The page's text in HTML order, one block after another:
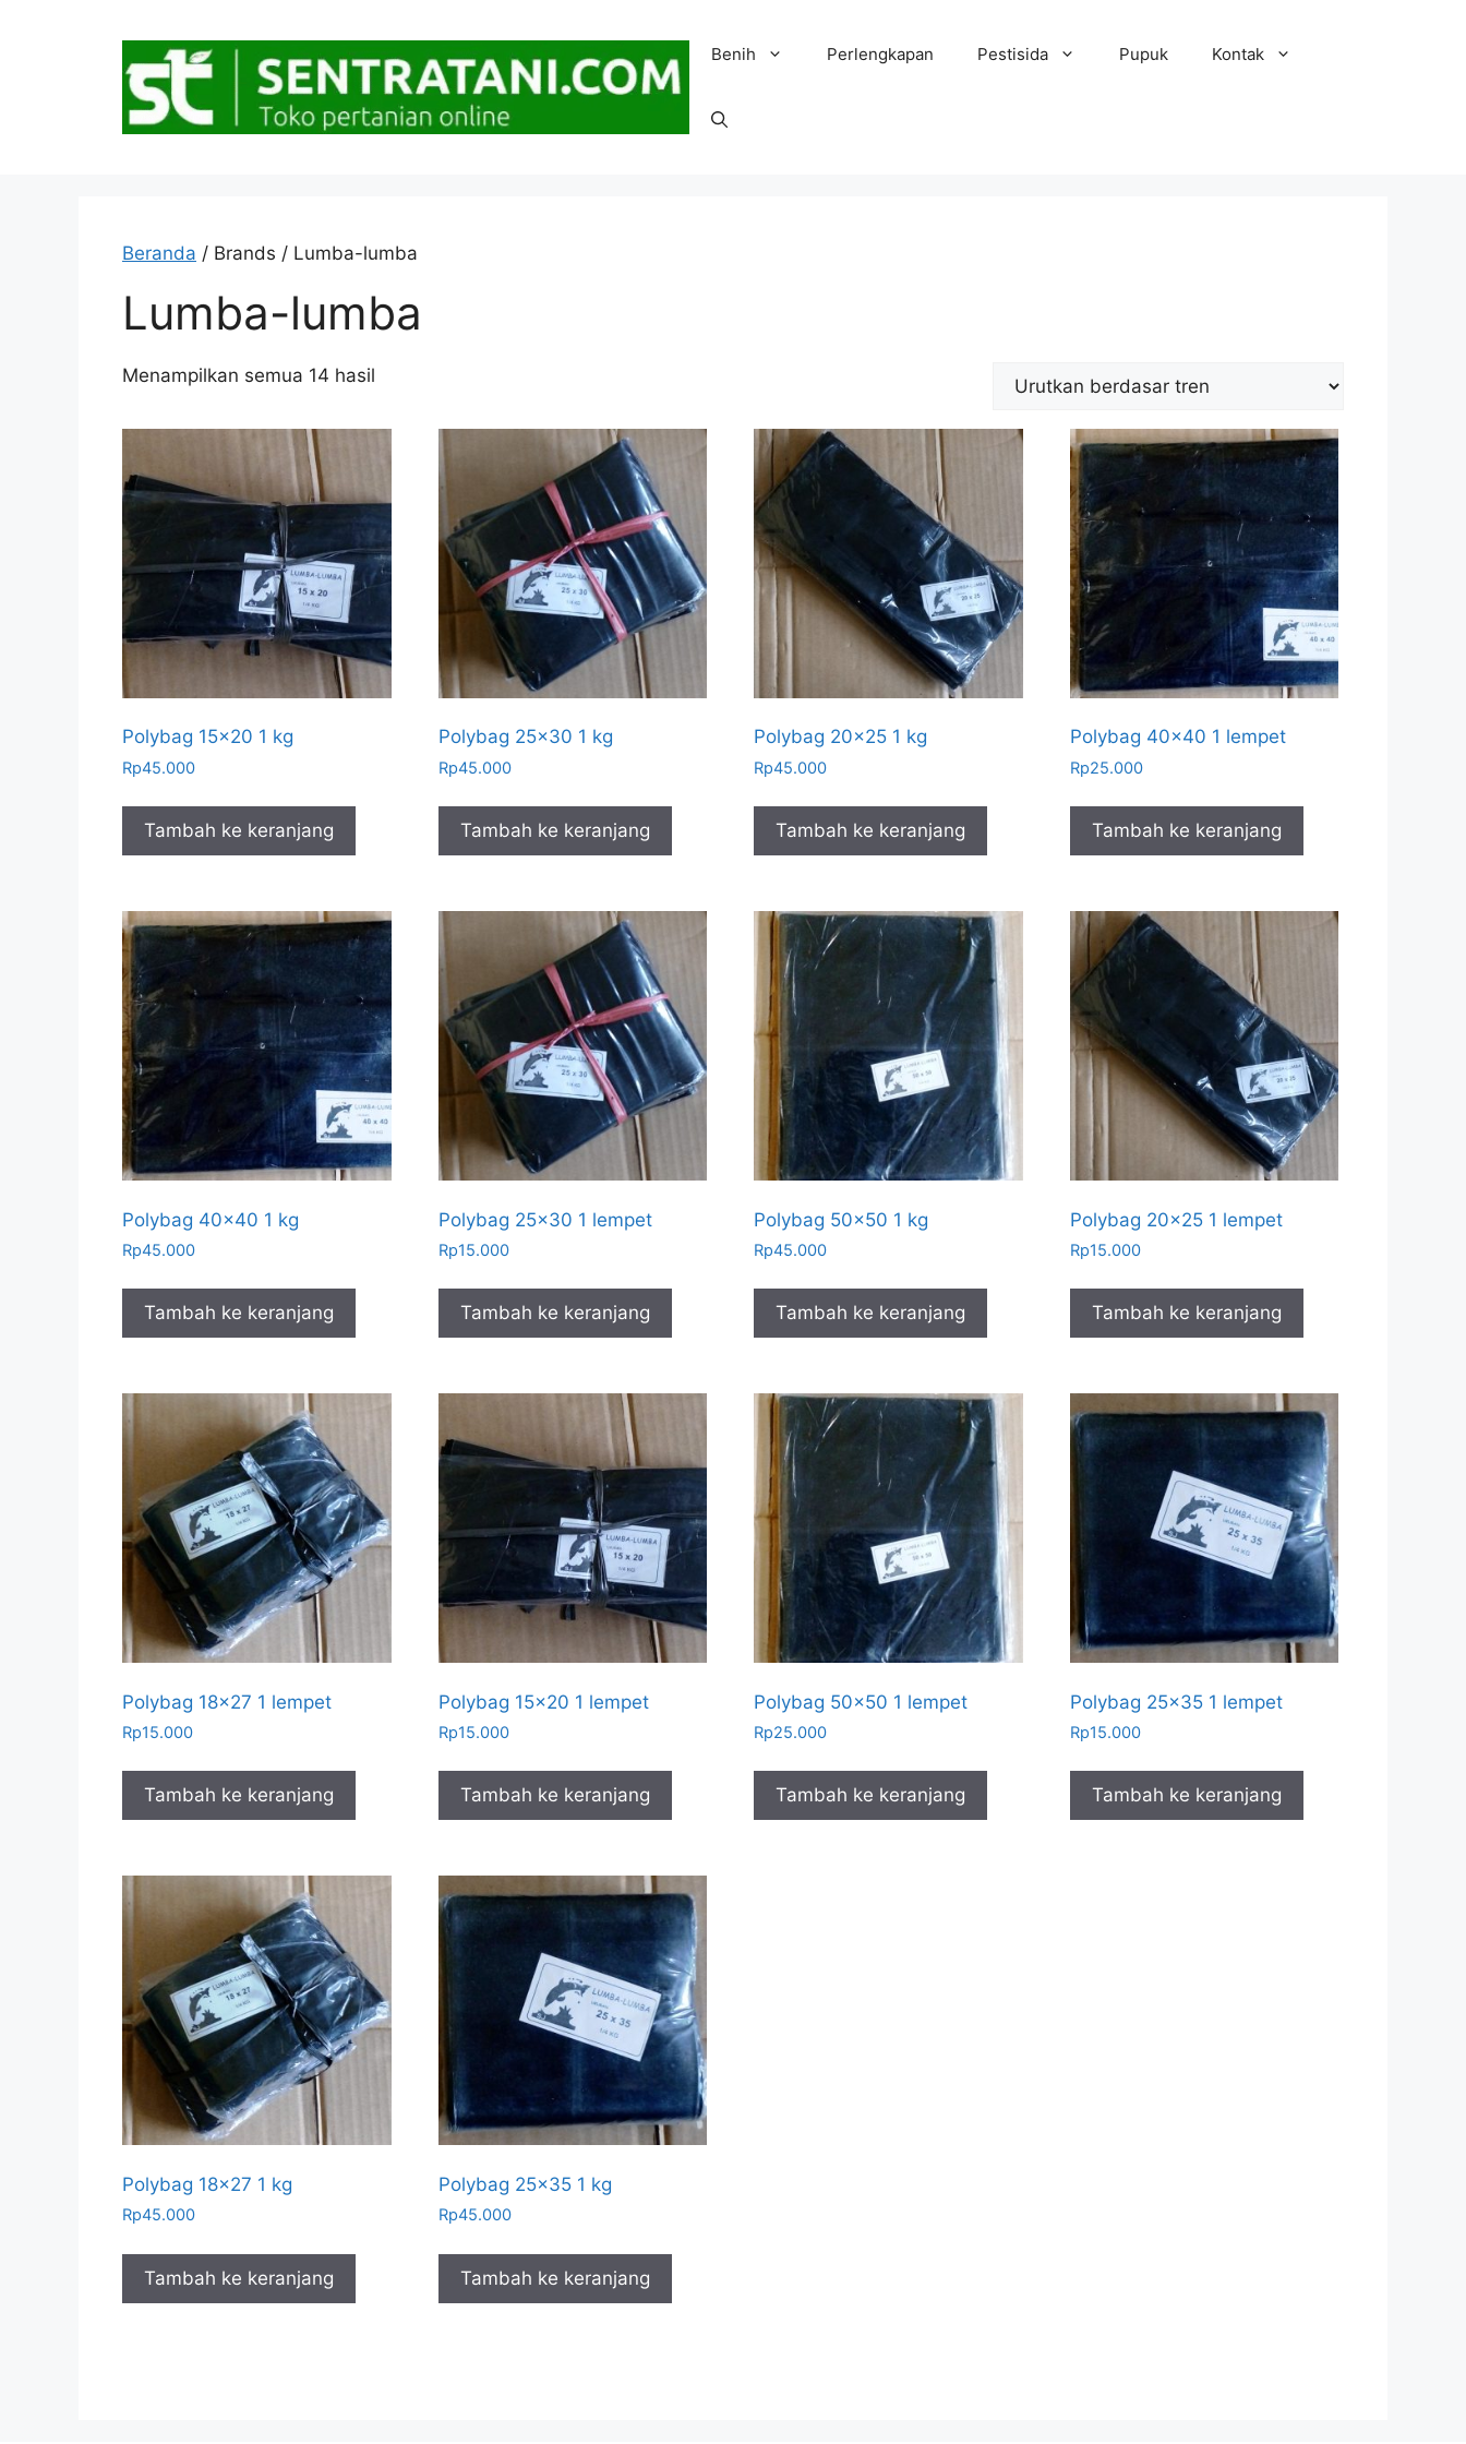
Benih Perlengkapan Pestisida Pupuk Kontak
Beranda / Brands / Lumba-lumba
Lumba-lumba
Menampilkan semua 14 hasil
popularitas
Polybag 15×20 1 kg
Rp45.000
Tambah ke keranjang
Polybag 25×30 1 kg
Rp45.000
Tambah ke keranjang
Polybag 20×25 1 kg
Rp45.000
Tambah ke keranjang
Polybag 40×40 1 lempet
Rp25.000
Tambah ke keranjang
Polybag 40×40 1 kg
Rp45.000
Tambah ke keranjang
Polybag 25×30 1 lempet
Rp15.000
Tambah ke keranjang
Polybag 50×50 1 kg
Rp45.000
Tambah ke keranjang
Polybag 20×25 1 lempet
Rp15.000
Tambah ke keranjang
Polybag 18×27 1 lempet
Rp15.000
Tambah ke keranjang
Polybag 15×20 1 lempet
Rp15.000
Tambah ke keranjang
Polybag 50×50 1 lempet
Rp25.000
Tambah ke keranjang
Polybag 25×35 1 lempet
Rp15.000
Tambah ke keranjang
Polybag 18×27 1 kg
Rp45.000
Tambah ke keranjang
Polybag 25×35 1 kg
Rp45.000
Tambah ke keranjang